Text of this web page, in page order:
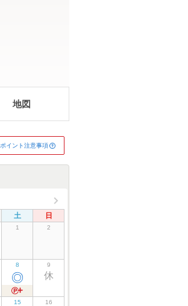
地図
ポイント注意事項
土 日
1 2
8
◎
9
休
15 16